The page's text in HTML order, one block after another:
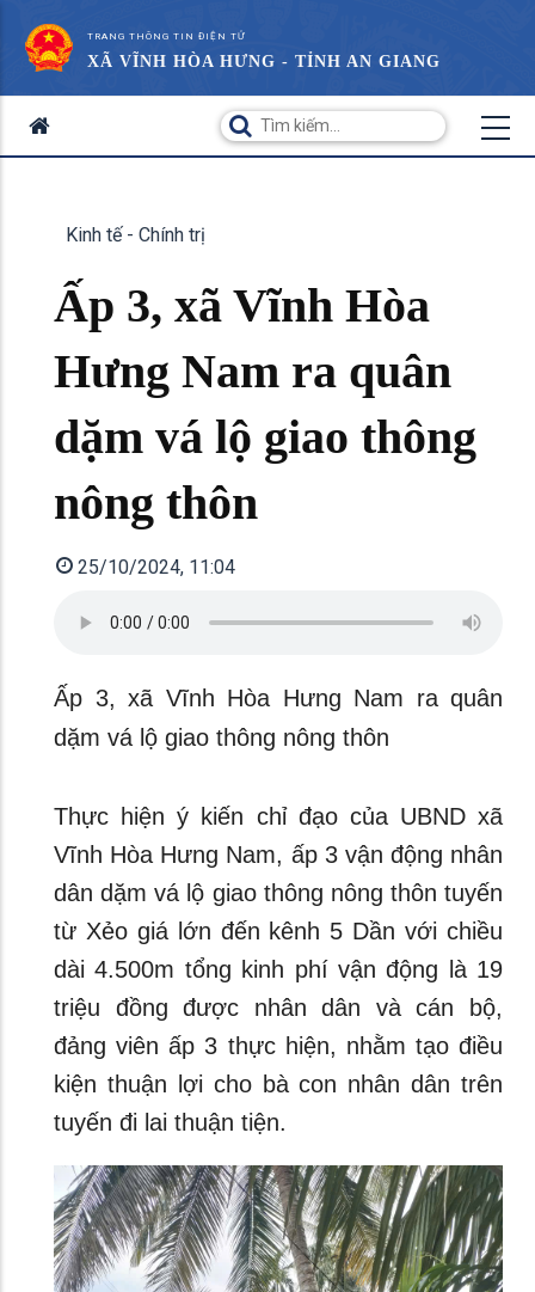
TRANG THÔNG TIN ĐIỆN TỬ
XÃ VĨNH HÒA HƯNG - TỈNH AN GIANG
Kinh tế - Chính trị
Ấp 3, xã Vĩnh Hòa
Hưng Nam ra quân
dặm vá lộ giao thông
nông thôn
25/10/2024, 11:04
Ấp 3, xã Vĩnh Hòa Hưng Nam ra quân
dặm vá lộ giao thông nông thôn
Thực hiện ý kiến chỉ đạo của UBND xã
Vĩnh Hòa Hưng Nam, ấp 3 vận động nhân
dân dặm vá lộ giao thông nông thôn tuyến
từ Xẻo giá lớn đến kênh 5 Dần với chiều
dài 4.500m tổng kinh phí vận động là 19
triệu đồng được nhân dân và cán bộ,
đảng viên ấp 3 thực hiện, nhằm tạo điều
kiện thuận lợi cho bà con nhân dân trên
tuyến đi lai thuận tiện.